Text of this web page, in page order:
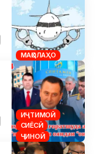
МАҚОЛАҲО
ИҶТИМОӢ
СИЁСӢ
ҶИНОӢ